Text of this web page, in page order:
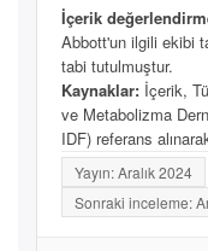
İçerik
Abbott'un ilgili ekibi
tabi tutulmuştur.
Kaynaklar: İçerik,
ve Metabolizma
IDF) referans
Yayın: Aralık 2024
Sonraki inceleme: